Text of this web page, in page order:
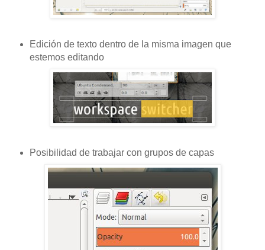
Edición de texto dentro de la misma imagen que
estemos editando
Posibilidad de trabajar con grupos de capas